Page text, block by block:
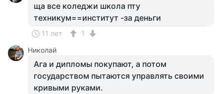
ща все коледжи школа пту
техникум==институт -за деньги
11 лет
1
Николай
Ага и дипломы покупают, а потом
государством пытаются управлять своими
кривыми руками.